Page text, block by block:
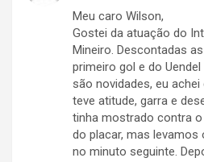
Meu caro Wilson,
Gostei da atuação do
Mineiro. Descontadas
primeiro gol e do
são novidades, eu
teve atitude, garra e
tinha mostrado contra
do placar, mas levamos
no minuto seguinte.